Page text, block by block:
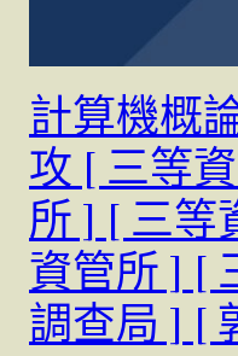
計算機概
攻 [ 三等
所 ] [ 三等
資管所 ] [
調查局 ] [